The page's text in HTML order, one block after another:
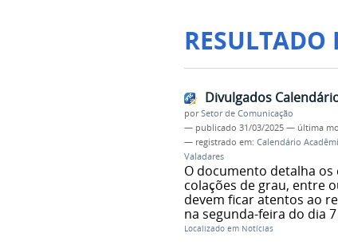
RESULTADO
Divulgados
porSetor de Comunicação
— publicado 31/03/2025 — última
— registrado em: Calendário
Valadares
O documento detalha
colações de grau, entre
devem ficar atentos ao
na segunda-feira do dia
Localizado em Notícias